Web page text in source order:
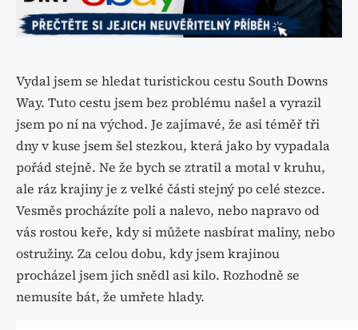
Vydal jsem se hledat turistickou cestu South Downs
Way. Tuto cestu jsem bez problému našel a vyrazil
jsem po ní na východ. Je zajímavé, že asi téměř tři
dny v kuse jsem šel stezkou, která jako by vypadala
pořád stejně. Ne že bych se ztratil a motal v kruhu,
ale ráz krajiny je z velké části stejný po celé stezce.
Vesměs procházíte poli a nalevo, nebo napravo od
vás rostou keře, kdy si můžete nasbírat maliny, nebo
ostružiny. Za celou dobu, kdy jsem krajinou
procházel jsem jich snědl asi kilo. Rozhodně se
nemusíte bát, že umřete hlady.